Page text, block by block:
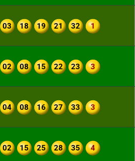
03 18 19 21 32 1
02 08 15 22 23 3
04 08 16 27 33 3
02 15 25 28 35 4